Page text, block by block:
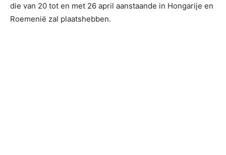
die van 20 tot en met 26 april aanstaande in Hongarije en
Roemenië zal plaatshebben.